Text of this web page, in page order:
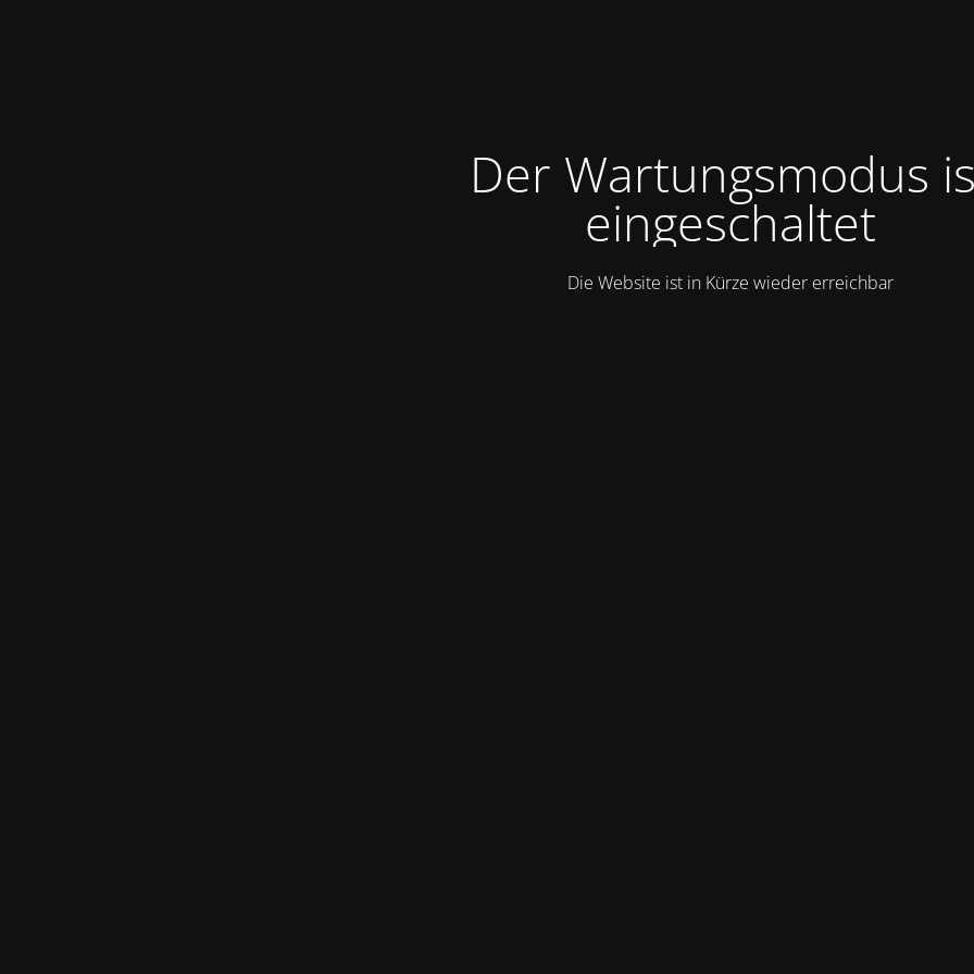
Der Wartungsmodus
eingeschaltet
Die Website ist in Kürze wieder erreichbar